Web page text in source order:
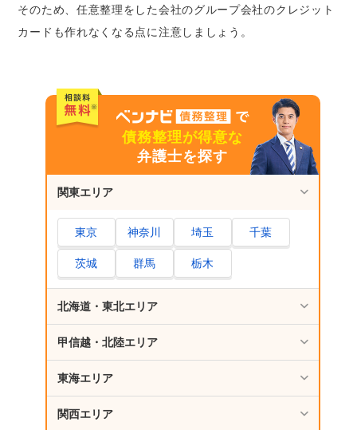
そのため、任意整理をした会社のグループ会社のクレジット
カードも作れなくなる点に注意しましょう。
債務整理が得意な
弁護士を探す
関東エリア
東京 神奈川 埼玉 千葉
茨城 群馬 栃木
北海道・東北エリア
甲信越・北陸エリア
東海エリア
関西エリア